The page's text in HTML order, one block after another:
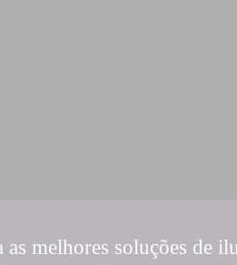
as melhores soluções de